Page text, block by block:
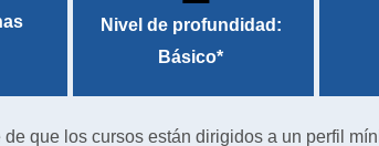
Nivel de profundidad:
Básico*
que los cursos están dirigidos a un perfil